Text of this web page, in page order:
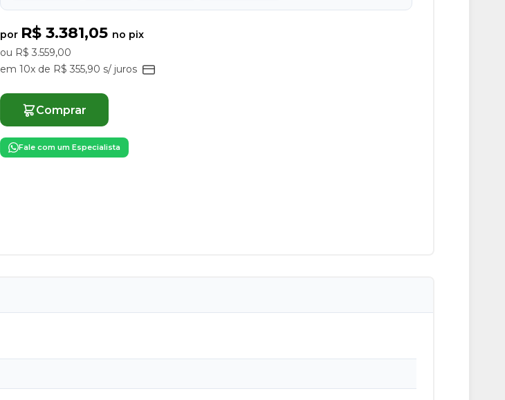
por R$ 3.381,05 no pix
ou R$ 3.559,00
em 10x de R$ 355,90 s/ juros
Comprar
Fale com um Especialista